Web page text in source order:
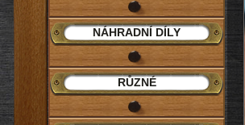
NÁHRADNÍ DÍLY
RŮZNÉ